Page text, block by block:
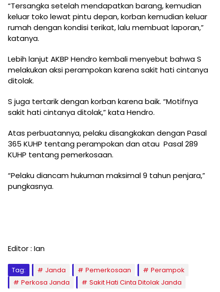
“Tersangka setelah mendapatkan barang, kemudian
keluar toko lewat pintu depan, korban kemudian keluar
rumah dengan kondisi terikat, lalu membuat laporan,”
katanya.
Lebih lanjut AKBP Hendro kembali menyebut bahwa S
melakukan aksi perampokan karena sakit hati cintanya
ditolak.
S juga tertarik dengan korban karena baik. “Motifnya
sakit hati cintanya ditolak,” kata Hendro.
Atas perbuatannya, pelaku disangkakan dengan Pasal
365 KUHP tentang perampokan dan atau Pasal 289
KUHP tentang pemerkosaan.
“Pelaku diancam hukuman maksimal 9 tahun penjara,”
pungkasnya.
Editor : Ian
Tag: Janda Pemerkosaan
Perampok
Perkosa Janda
Sakit Hati Cinta Ditolak Janda